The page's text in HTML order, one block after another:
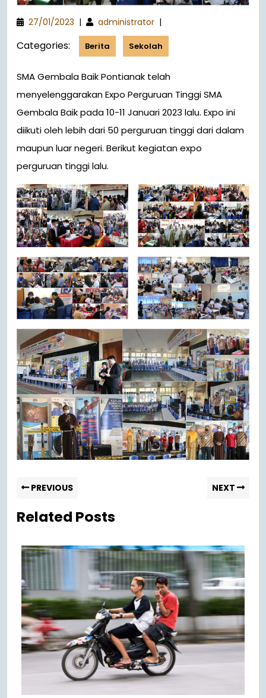
27/01/2023 | administrator |
Categories: Berita Sekolah
SMA Gembala Baik Pontianak telah
menyelenggarakan Expo Perguruan Tinggi SMA
Gembala Baik pada 10-11 Januari 2023 lalu. Expo ini
diikuti oleh lebih dari 50 perguruan tinggi dari dalam
maupun luar negeri. Berikut kegiatan expo
perguruan tinggi lalu.
PREVIOUS NEXT
Related Posts